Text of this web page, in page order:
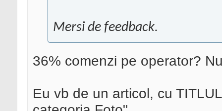
Mersi de feedback.
36% comenzi pe operator?
Eu vb de un articol, cu